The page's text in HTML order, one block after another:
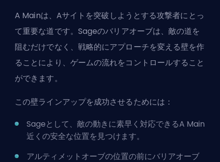
A Mainは、Aサイトを突破しようとする攻撃者にとっ
て重要な道です。Sageのバリアオーブは、敵の道を
阻むだけでなく、戦略的にアプローチを変える壁を作
ることにより、ゲームの流れをコントロールすること
ができます。
この壁ラインアップを成功させるためには：
Sageとして、敵の動きに素早く対応できるA Main
近くの安全な位置を見つけます。
アルティメットオーブの位置の前にバリアオーブ